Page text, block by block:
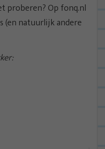
proberen? Op fonq.nl
(en natuurlijk andere